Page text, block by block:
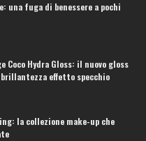
una fuga di benessere a pochi
Coco Hydra Gloss: il nuovo gloss
effetto specchio
la collezione make-up che